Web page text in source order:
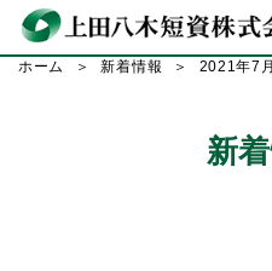
ホーム 新着情報 2021年7月
新